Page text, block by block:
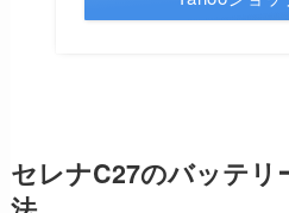
セレナC27のバッテリ